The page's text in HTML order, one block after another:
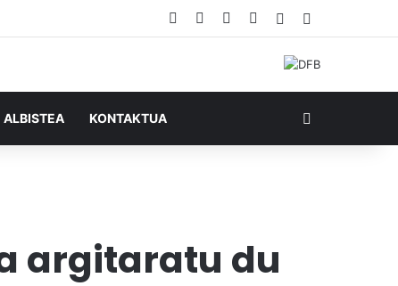
Facebook YouTube
RSS Ausazko
ALBISTEA KONTAKTUA
argitaratu du